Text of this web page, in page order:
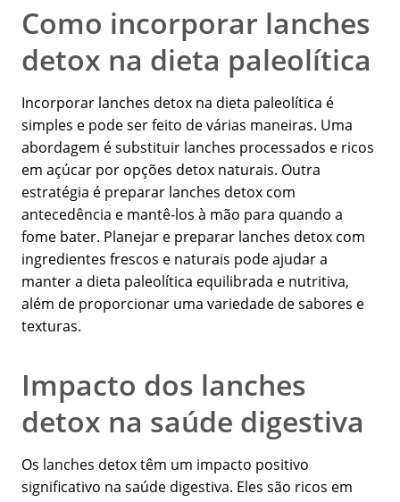
Como incorporar lanches
detox na dieta paleolítica
Incorporar lanches detox na dieta paleolítica é
simples e pode ser feito de várias maneiras. Uma
abordagem é substituir lanches processados e ricos
em açúcar por opções detox naturais. Outra
estratégia é preparar lanches detox com
antecedência e mantê-los à mão para quando a
fome bater. Planejar e preparar lanches detox com
ingredientes frescos e naturais pode ajudar a
manter a dieta paleolítica equilibrada e nutritiva,
além de proporcionar uma variedade de sabores e
texturas.
Impacto dos lanches
detox na saúde digestiva
Os lanches detox têm um impacto positivo
significativo na saúde digestiva. Eles são ricos em